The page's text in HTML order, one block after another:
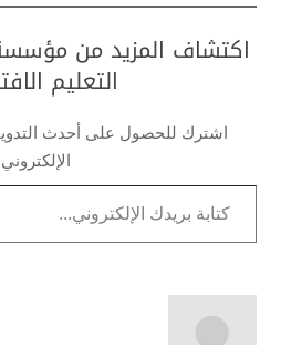
اكتشاف المزيد من
التعليم
اشترك للحصول على أحدث
كتابة بريدك الإلكتروني...